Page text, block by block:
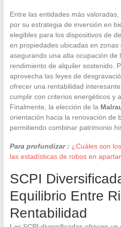
Entre las entidades más valoradas,
por su estrategia de inversión en
elegibles para los dispositivos de
en propiedades ubicadas en zonas
asegurando una alta ocupación de
rendimiento de alquiler sostenido.
aprovecha las leyes de
ofrecer una rentabilidad
cumplir con criterios energéticos y
Finalmente, la elección de la
orientación hacia la renovación de
permitiendo combinar patrimonio
Para profundizar : ¿Cuáles son
las estadísticas de robos en
SCPI
Equilibrio Entre
Rentabilidad